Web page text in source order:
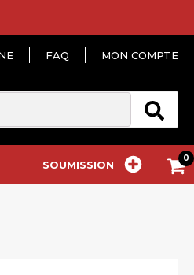
FAQ MON COMPTE
SOUMISSION